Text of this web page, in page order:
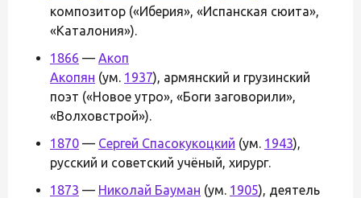
композитор («Иберия», «Испанская сюита»,
«Каталония»).
1866 — Акоп
Акопян (ум. 1937), армянский и грузинский
поэт («Новое утро», «Боги заговорили»,
«Волховстрой»).
1870 — Сергей Спасокукоцкий (ум. 1943),
русский и советский учёный, хирург.
1873 — Николай Бауман (ум. 1905), деятель